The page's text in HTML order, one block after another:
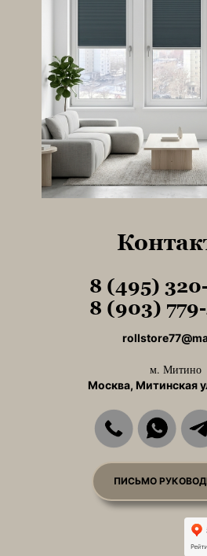
м. Митино
Москва, Митинская
8 (495)
8 (903)
Tel1
Tel1
ПИСЬМО